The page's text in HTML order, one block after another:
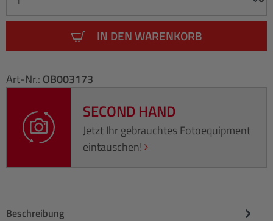
IN DEN WARENKORB
Art-Nr.: OB003173
SECOND HAND
Jetzt Ihr gebrauchtes Fotoequipment
eintauschen!
Beschreibung